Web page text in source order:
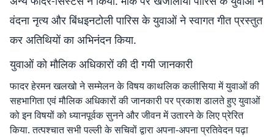
वंदना नृत्य और बिंधइनटोली पारिस के युवाओं ने स्वागत गीत प्रस्तुत
कर अतिथियों का अभिनंदन किया.
युवाओं को मौलिक अधिकारों की दी गयी जानकारी
फादर हेरमन खलखो ने सम्मेलन के विषय काथलिक कलीसिया में युवाओं की
सहभागिता एवं मौलिक अधिकारों की जानकारी पर प्रकाश डालते हुए युवाओं
को इन विषयों को ध्यानपूर्वक सुनने और जीवन में उतारने के लिए प्रेरित
किया. तत्पश्चात सभी पल्ली के सचिवों द्वारा अपना-अपना प्रतिवेदन पढ़ा